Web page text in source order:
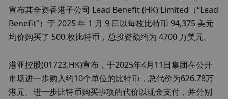
宣布其全资香港子公司 Lead Benefit (HK) Limited（“Lead
Benefit”）于 2025 年 1 月 9 日以每枚比特币 94,375 美元
均价购买了 500 枚比特币，总投资额约为 4700 万美元。
港亚控股(01723.HK)宣布，于2025年4月11日集团在公开
市场进一步购入约10个单位的比特币，总代价为626.78万
港元。进一步比特币购买事项的代价以现金支付，并分别